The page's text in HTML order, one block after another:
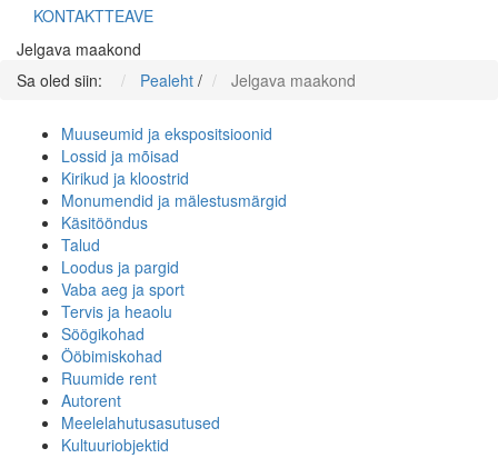
KONTAKTTEAVE
Jelgava maakond
Sa oled siin:
Pealeht / Jelgava maakond
Muuseumid ja ekspositsioonid
Lossid ja mõisad
Kirikud ja kloostrid
Monumendid ja mälestusmärgid
Käsitööndus
Talud
Loodus ja pargid
Vaba aeg ja sport
Tervis ja heaolu
Söögikohad
Ööbimiskohad
Ruumide rent
Autorent
Meelelahutusasutused
Kultuuriobjektid